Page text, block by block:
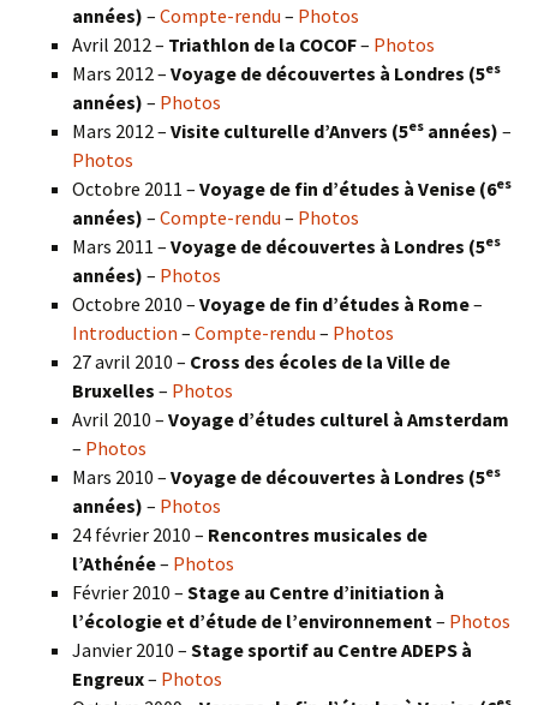
années) – Compte-rendu – Photos
Avril 2012 – Triathlon de la COCOF– Photos
Mars 2012 – Voyage de découvertes à Londres (5es
années) – Photos
Mars 2012 – Visite culturelle d’Anvers (5es années) –
Photos
Octobre 2011 – Voyage de fin d’études à Venise (6es
années) – Compte-rendu – Photos
Mars 2011 – Voyage de découvertes à Londres (5es
années) – Photos
Octobre 2010 – Voyage de fin d’études à Rome–
Introduction – Compte-rendu – Photos
27 avril 2010 – Cross des écoles de la Ville de
Bruxelles – Photos
Avril 2010 – Voyage d’études culturel à Amsterdam
– Photos
Mars 2010 – Voyage de découvertes à Londres (5es
années) – Photos
24 février 2010 – Rencontres musicales de
l’Athénée– Photos
Février 2010 – Stage au Centre d’initiation à
l’écologie et d’étude de l’environnement – Photos
Janvier 2010 – Stage sportif au Centre ADEPS à
Engreux– Photos